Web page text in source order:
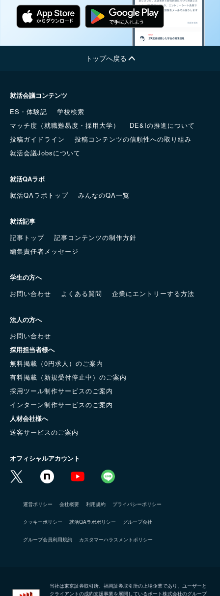
トップへ戻る
就活会議コンテンツ
ES・体験記
学校検索
マッチ度（就職難易度・採用大学）
DE&Iの推進について
投稿ガイドライン
投稿コンテンツの信頼性への取り組み
就活会議Jobsについて
就活QAラボ
就活QAラボトップ
みんなのQA一覧
就活記事
記事トップ
記事コンテンツの制作方針
編集責任者メッセージ
学生の方へ
お問い合わせ
よくある質問 企業にエントリーする方法
法人の方へ
お問い合わせ
採用担当者様へ
無料掲載（0円求人）のご案内
有料掲載（新規受付停止中）のご案内
採用ツール制作サービスのご案内
インターン制作サービスのご案内
人材会社様へ
送客サービスのご案内
オフィシャルアカウント
運営ポリシー 会社概要 利用規約 プライバシーポリシー
クッキーポリシー 就活QAラボポリシー グループ会社
グループ会員利用規約 カスタマーハラスメントポリシー
当社は東京証券取引所、福岡証券取引所の上場企業であり、ユーザーと
クライアントの成約支援事業を展開しているポート株式会社のグループ